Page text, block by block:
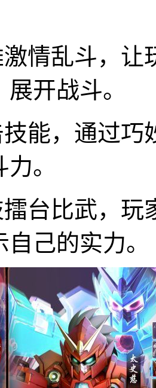
情乱斗，
开战斗。
能，通过
。
台比武，玩
己的实力。